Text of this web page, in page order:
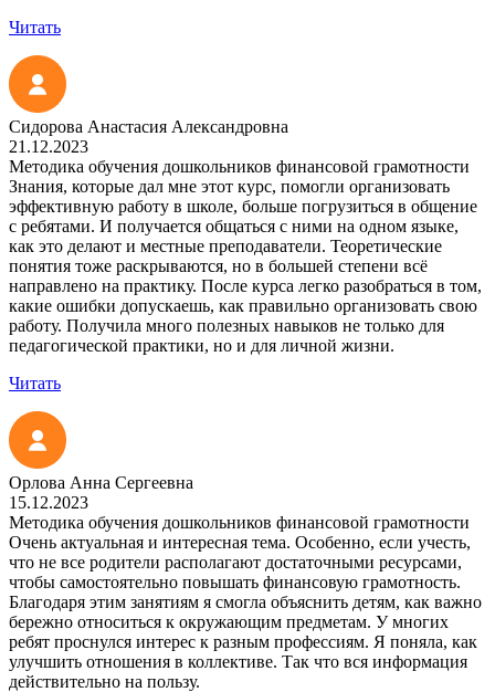
Читать
Сидорова Анастасия Александровна
21.12.2023
Методика обучения дошкольников финансовой грамотности
Знания, которые дал мне этот курс, помогли организовать
эффективную работу в школе, больше погрузиться в общение
с ребятами. И получается общаться с ними на одном языке,
как это делают и местные преподаватели. Теоретические
понятия тоже раскрываются, но в большей степени всё
направлено на практику. После курса легко разобраться в том,
какие ошибки допускаешь, как правильно организовать свою
работу. Получила много полезных навыков не только для
педагогической практики, но и для личной жизни.
Читать
Орлова Анна Сергеевна
15.12.2023
Методика обучения дошкольников финансовой грамотности
Очень актуальная и интересная тема. Особенно, если учесть,
что не все родители располагают достаточными ресурсами,
чтобы самостоятельно повышать финансовую грамотность.
Благодаря этим занятиям я смогла объяснить детям, как важно
бережно относиться к окружающим предметам. У многих
ребят проснулся интерес к разным профессиям. Я поняла, как
улучшить отношения в коллективе. Так что вся информация
действительно на пользу.